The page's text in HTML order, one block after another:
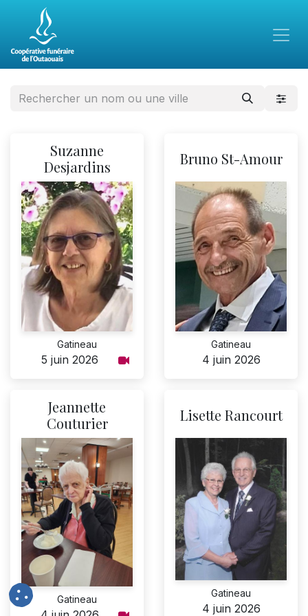
Suzanne
Desjardins
Gatineau
5 juin 2026
Bruno St-Amour
Gatineau
4 juin 2026
Jeannette
Couturier
Gatineau
Lisette Rancourt
Gatineau
4 juin 2026